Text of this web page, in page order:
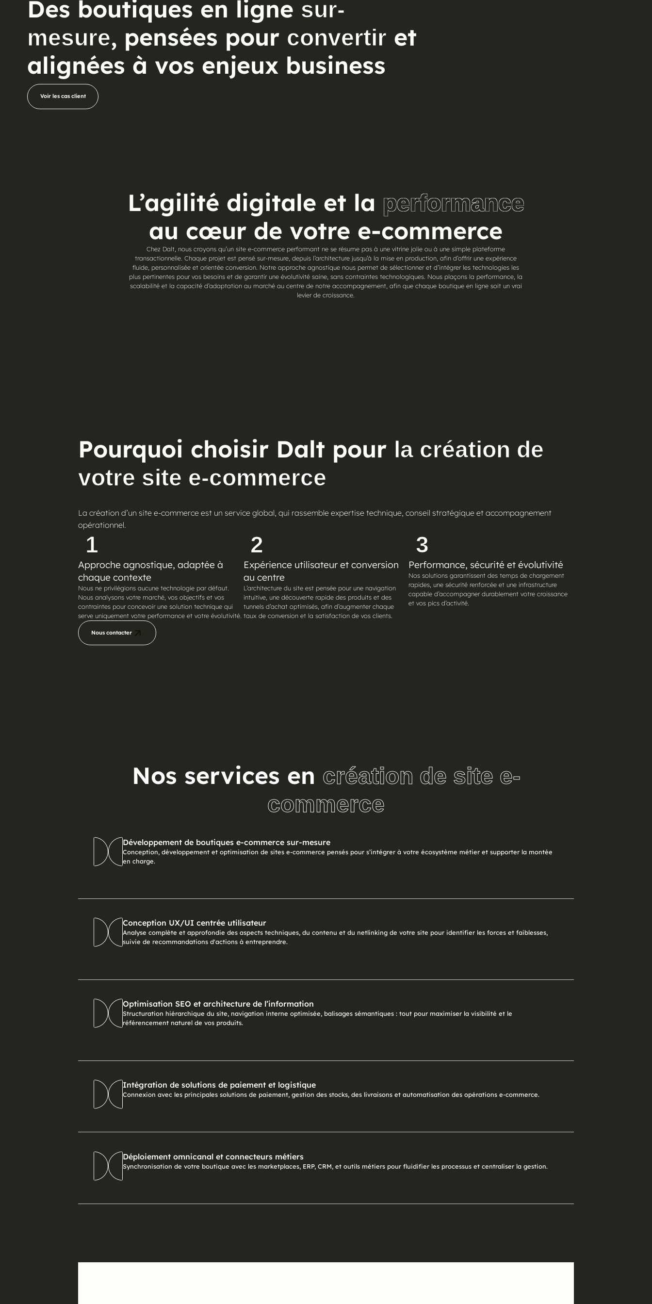
Des boutiques en ligne sur-
mesure, pensées pour convertir et
alignées à vos enjeux business
Voir les cas client
L’agilité digitale et la performance
au cœur de votre e-commerce
Chez Dalt, nous croyons qu’un site e-commerce performant ne se résume pas à une vitrine jolie ou à une simple plateforme
transactionnelle. Chaque projet est pensé sur-mesure, depuis l’architecture jusqu’à la mise en production, afin d’offrir une expérience
fluide, personnalisée et orientée conversion. Notre approche agnostique nous permet de sélectionner et d’intégrer les technologies les
plus pertinentes pour vos besoins et de garantir une évolutivité saine, sans contraintes technologiques. Nous plaçons la performance, la
scalabilité et la capacité d’adaptation au marché au centre de notre accompagnement, afin que chaque boutique en ligne soit un vrai
levier de croissance.
Pourquoi choisir Dalt pour la création de
votre site e-commerce
La création d’un site e-commerce est un service global, qui rassemble expertise technique, conseil stratégique et accompagnement
opérationnel.
1
Approche agnostique, adaptée à
chaque contexte
Nous ne privilégions aucune technologie par défaut.
Nous analysons votre marché, vos objectifs et vos
contraintes pour concevoir une solution technique qui
serve uniquement votre performance et votre évolutivité.
2
Expérience utilisateur et conversion
au centre
L’architecture du site est pensée pour une navigation
intuitive, une découverte rapide des produits et des
tunnels d’achat optimisés, afin d’augmenter chaque
taux de conversion et la satisfaction de vos clients.
3
Performance, sécurité et évolutivité
Nos solutions garantissent des temps de chargement
rapides, une sécurité renforcée et une infrastructure
capable d’accompagner durablement votre croissance
et vos pics d’activité.
Nous contacter
Nos services en création de site e-
commerce
Développement de boutiques e-commerce sur-mesure
Conception, développement et optimisation de sites e-commerce pensés pour s’intégrer à votre écosystème métier et supporter la montée
en charge.
Conception UX/UI centrée utilisateur
Analyse complète et approfondie des aspects techniques, du contenu et du netlinking de votre site pour identifier les forces et faiblesses,
suivie de recommandations d'actions à entreprendre.
Optimisation SEO et architecture de l’information
Structuration hiérarchique du site, navigation interne optimisée, balisages sémantiques : tout pour maximiser la visibilité et le
référencement naturel de vos produits.
Intégration de solutions de paiement et logistique
Connexion avec les principales solutions de paiement, gestion des stocks, des livraisons et automatisation des opérations e-commerce.
Déploiement omnicanal et connecteurs métiers
Synchronisation de votre boutique avec les marketplaces, ERP, CRM, et outils métiers pour fluidifier les processus et centraliser la gestion.